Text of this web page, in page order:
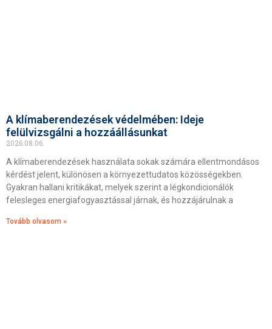
A klímaberendezések védelmében: Ideje
felülvizsgálni a hozzáállásunkat
2026.08.06.
A klímaberendezések használata sokak számára ellentmondásos
kérdést jelent, különösen a környezettudatos közösségekben.
Gyakran hallani kritikákat, melyek szerint a légkondicionálók
felesleges energiafogyasztással járnak, és hozzájárulnak a
Tovább olvasom »